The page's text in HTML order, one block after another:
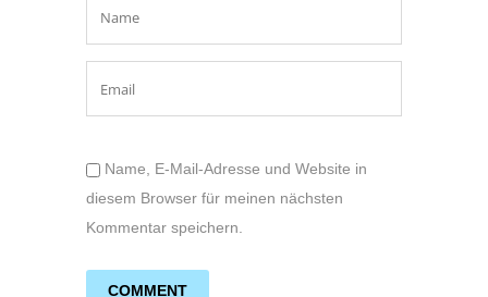
Name, E-Mail-Adresse und Website in
diesem Browser für meinen nächsten
Kommentar speichern.